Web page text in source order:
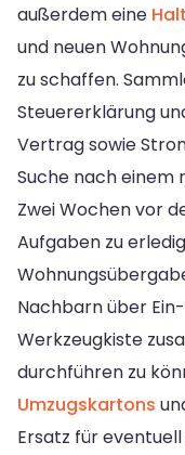
außerdem eine
und neuen
zu schaffen.
Steuererklärung
Vertrag sowie
Suche nach einem
Zwei Wochen vor
Aufgaben zu
Nachbarn über
Werkzeugkiste
durchführen zu
Umzugskartons
Ersatz für